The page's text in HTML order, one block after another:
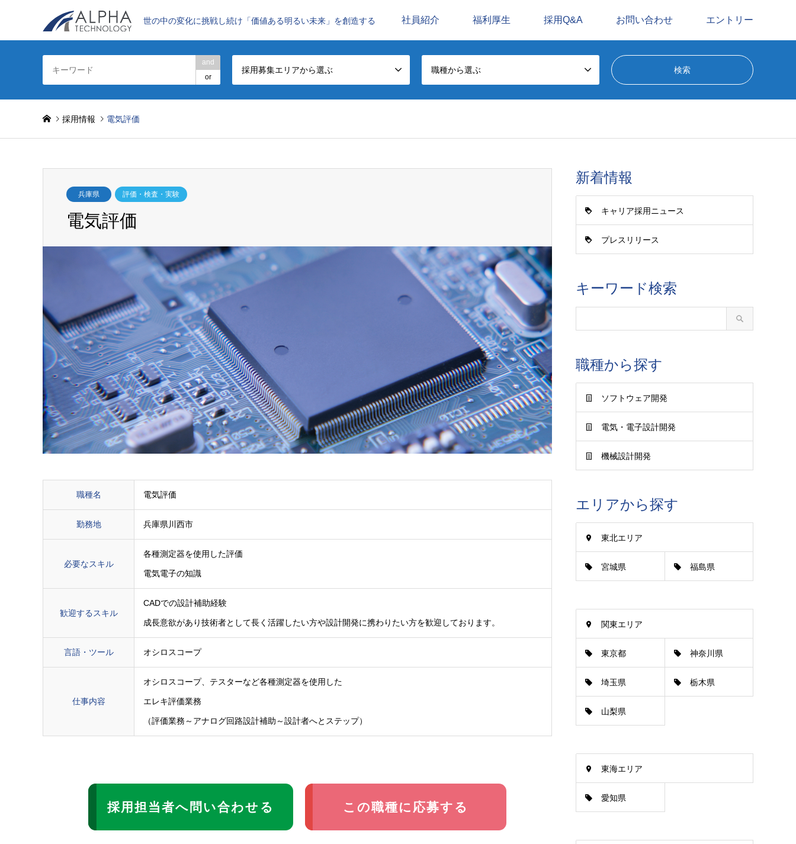
世の中の変化に挑戦し続け「価値ある明るい未来」を創造する 社員紹介 福利厚生 採用Q&A お問い合わせ エントリー
and
or
採用募集エリアから選ぶ 職種から選ぶ
採用情報 電気評価
兵庫県 評価・検査・実験
電気評価
職種名 電気評価
勤務地 兵庫県川西市
必要なスキル
各種測定器を使用した評価
電気電子の知識
歓迎するスキル
CADでの設計補助経験
成長意欲があり技術者として長く活躍したい方や設計開発に携わりたい方を歓迎しております。
言語・ツール オシロスコープ
仕事内容
オシロスコープ、テスターなど各種測定器を使用した
エレキ評価業務
（評価業務～アナログ回路設計補助～設計者へとステップ）
採用担当者へ問い合わせる この職種に応募する
新着情報
キャリア採用ニュース
プレスリリース
キーワード検索
職種から探す
ソフトウェア開発
電気・電子設計開発
機械設計開発
エリアから探す
東北エリア
宮城県 福島県
関東エリア
東京都 神奈川県
埼玉県 栃木県
山梨県
東海エリア
愛知県